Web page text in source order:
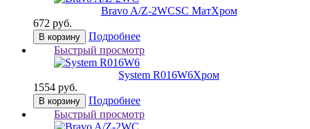
Bravo A/Z-2WCSC МатХром
672 руб.
В корзину
Подробнее
Быстрый просмотр
System R016W6Хром
1554 руб.
В корзину
Подробнее
Быстрый просмотр